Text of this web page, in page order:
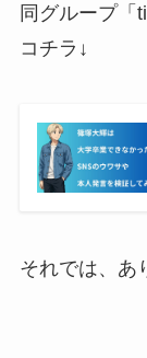
同グループ「
コチラ↓
それでは、あ